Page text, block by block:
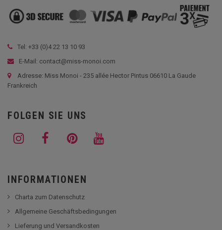
Tel: +33 (0)4 22 13 10 93
E-Mail: contact@miss-monoi.com
Adresse: Miss Monoi - 235 allée Hector Pintus 06610 La Gaude
Frankreich
FOLGEN SIE UNS
INFORMATIONEN
Charta zum Datenschutz
Allgemeine Geschäftsbedingungen
Lieferung und Versandkosten